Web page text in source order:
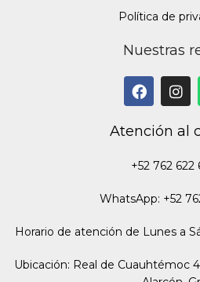
Política de
Nuestras
Atención al
+52 762 622
WhatsApp: +52
Horario de atención de Lunes a
Ubicación: Real de Cuauhtémoc